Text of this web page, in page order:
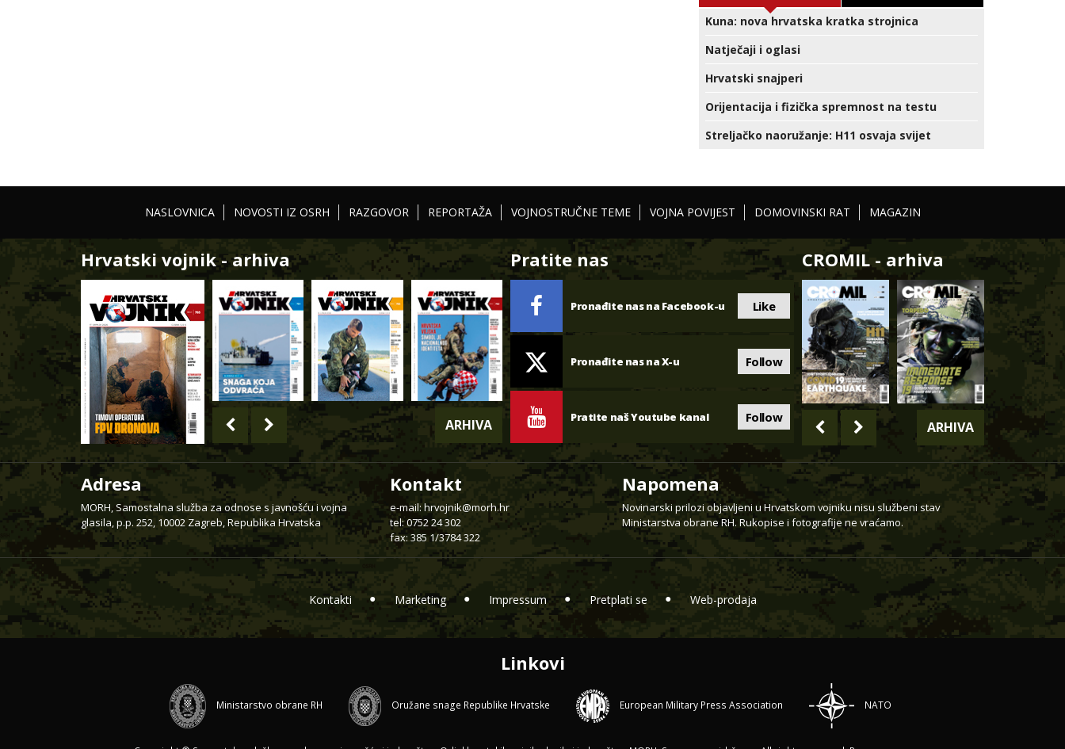
Kuna: nova hrvatska kratka strojnica
Natječaji i oglasi
Hrvatski snajperi
Orijentacija i fizička spremnost na testu
Streljačko naoružanje: H11 osvaja svijet
NASLOVNICA NOVOSTI IZ OSRH RAZGOVOR REPORTAŽA VOJNOSTRUČNE TEME VOJNA POVIJEST DOMOVINSKI RAT MAGAZIN
Hrvatski vojnik - arhiva
ARHIVA
Pratite nas
Pronađite nas na Facebook-u Like
Pronađite nas na X-u Follow
Pratite naš Youtube kanal Follow
CROMIL - arhiva
ARHIVA
Adresa
MORH, Samostalna služba za odnose s javnošću i vojna
glasila, p.p. 252, 10002 Zagreb, Republika Hrvatska
Kontakt
e-mail: hrvojnik@morh.hr
tel: 0752 24 302
fax: 385 1/3784 322
Napomena
Novinarski prilozi objavljeni u Hrvatskom vojniku nisu službeni stav
Ministarstva obrane RH. Rukopise i fotografije ne vraćamo.
Kontakti Marketing Impressum Pretplati se Web-prodaja
Linkovi
Ministarstvo obrane RH Oružane snage Republike Hrvatske European Military Press Association NATO